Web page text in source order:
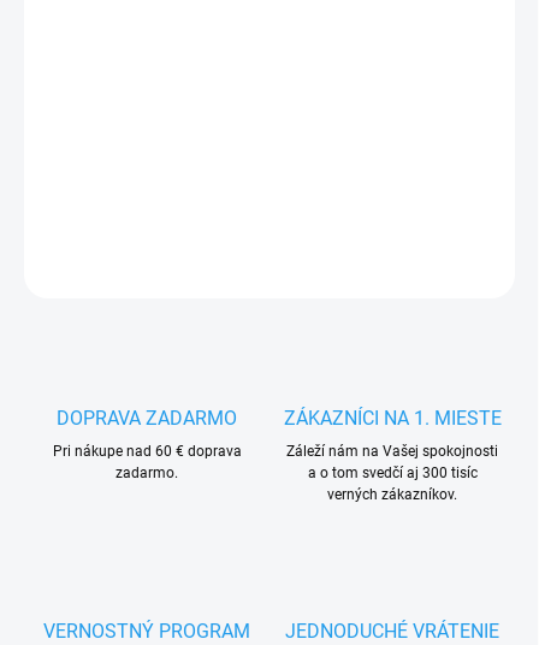
DOPRAVA ZADARMO
Pri nákupe nad 60 € doprava
zadarmo.
ZÁKAZNÍCI NA 1. MIESTE
Záleží nám na Vašej spokojnosti
a o tom svedčí aj 300 tisíc
verných zákazníkov.
VERNOSTNÝ PROGRAM JEDNODUCHÉ VRÁTENIE